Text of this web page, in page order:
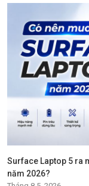
Surface Laptop 5 ra
năm 2026?